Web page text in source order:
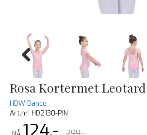
Previous
Rosa Kortermet
HDW Dance
Art.nr: HD2130-PIN